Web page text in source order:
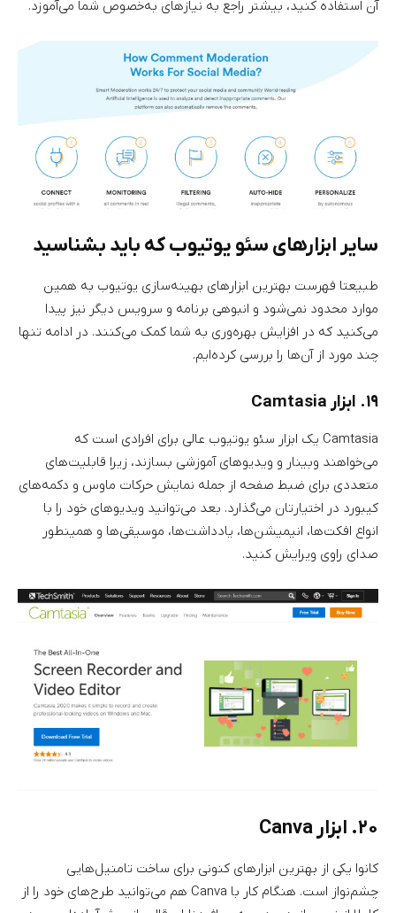
آن استفاده کنید، بیشتر راجع به نیازهای به‌خصوص شما می‌آموزد.
سایر ابزارهای سئو یوتیوب که باید بشناسید
طبیعتا فهرست بهترین ابزارهای بهینه‌سازی یوتیوب به همین
موارد محدود نمی‌شود و انبوهی برنامه و سرویس دیگر نیز پیدا
می‌کنید که در افزایش بهره‌وری به شما کمک می‌کنند. در ادامه تنها
چند مورد از آن‌ها را بررسی کرده‌ایم.
۱۹. ابزار Camtasia
Camtasia یک ابزار سئو یوتیوب عالی برای افرادی است که
می‌خواهند وبینار و ویدیوهای آموزشی بسازند، زیرا قابلیت‌های
متعددی برای ضبط صفحه از جمله نمایش حرکات ماوس و دکمه‌های
کیبورد در اختیارتان می‌گذارد. بعد می‌توانید ویدیوهای خود را با
انواع افکت‌ها، انیمیشن‌ها، یادداشت‌ها، موسیقی‌ها و همینطور
صدای راوی ویرایش کنید.
۲۰. ابزار Canva
کانوا یکی از بهترین ابزارهای کنونی برای ساخت تامنیل‌هایی
چشم‌نواز است. هنگام کار با Canva هم می‌توانید طرح‌های خود را از